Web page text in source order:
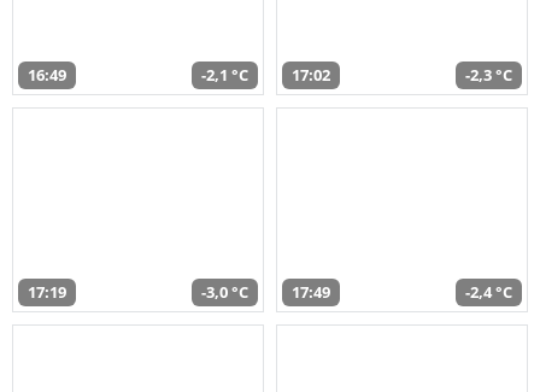
16:49 -2,1 °C 17:02 -2,3 °C
17:19 -3,0 °C 17:49 -2,4 °C